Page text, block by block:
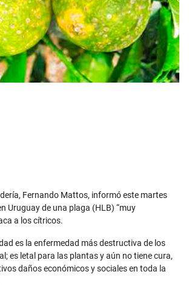
Fernando Mattos, informó este martes
Uruguay de una plaga (HLB) “muy
a los cítricos.
es la enfermedad más destructiva de los
es letal para las plantas y aún no tiene cura,
daños económicos y sociales en toda la